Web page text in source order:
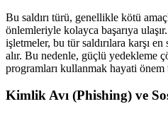
Bu saldırı türü, genellikle kötü
önlemleriyle kolayca başarıya
işletmeler, bu tür saldırılara karşı
alır. Bu nedenle, güçlü yedekleme
programları kullanmak hayati önem
Kimlik Avı (Phishing) ve